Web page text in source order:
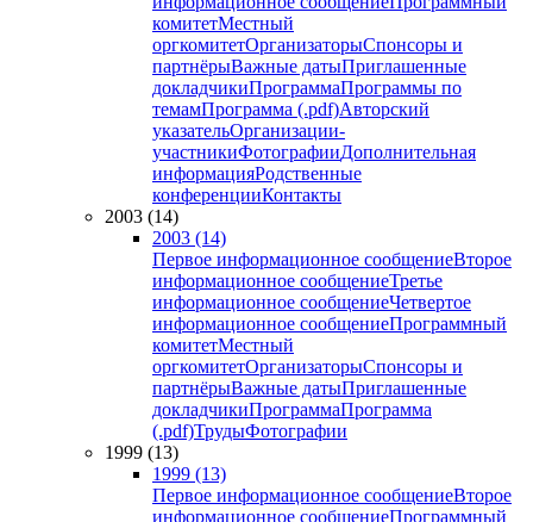
комитетМестный
оргкомитетОрганизаторыСпонсоры и
партнёрыВажные датыПриглашенные
докладчикиПрограммаПрограммы по
темамПрограмма (.pdf)Авторский
указательОрганизации-
участникиФотографииДополнительная
информацияРодственные
конференцииКонтакты
2003 (14)
2003 (14)
Первое информационное сообщениеВторое
информационное сообщениеТретье
информационное сообщениеЧетвертое
информационное сообщениеПрограммный
комитетМестный
оргкомитетОрганизаторыСпонсоры и
партнёрыВажные датыПриглашенные
докладчикиПрограммаПрограмма
(.pdf)ТрудыФотографии
1999 (13)
1999 (13)
Первое информационное сообщениеВторое
информационное сообщениеПрограммный